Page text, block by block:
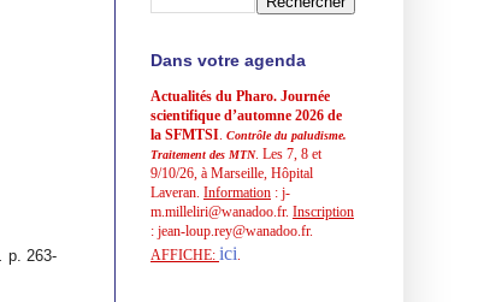
p. 263-
Dans votre agenda
Actualités du Pharo. Journée
scientifique d’automne 2026 de
la SFMTSI Contrôle du paludisme.
Traitement des MTN. Les 7, 8 et
9/10/26, à Marseille, Hôpital
Laveran. Information : j-
m.milleliri@wanadoo.fr. Inscription
: jean-loup.rey@wanadoo.fr.
AFFICHE: ici